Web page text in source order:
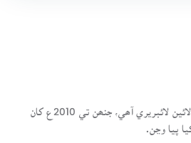
سنڌسلامت ڪتاب گهر ھڪ آن لائين لائبريري آھي، جنھن تي 2010ع کان
پيا وڃن.